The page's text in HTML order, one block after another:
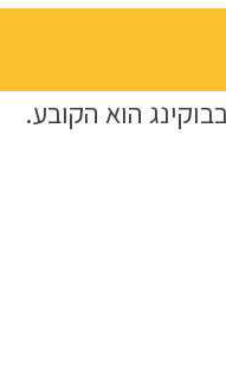
הוא הקובע.